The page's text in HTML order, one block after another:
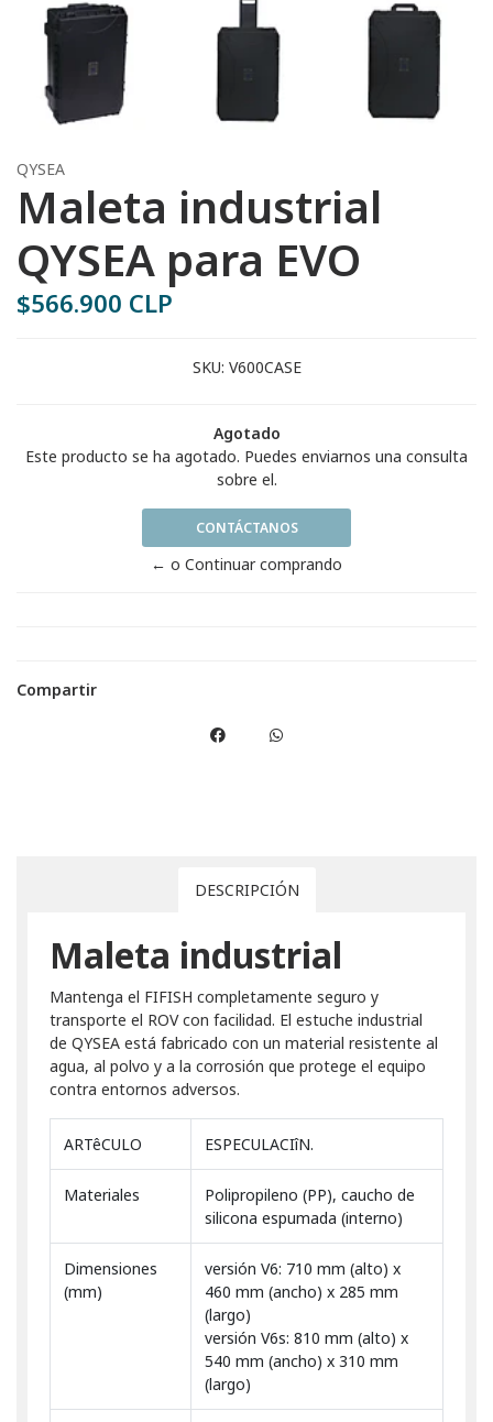
QYSEA
Maleta industrial
QYSEA para EVO
$566.900 CLP
SKU: V600CASE
Agotado
Este producto se ha agotado. Puedes enviarnos una consulta
sobre el.
CONTÁCTANOS
← o Continuar comprando
Compartir
DESCRIPCIÓN
Maleta industrial
Mantenga el FIFISH completamente seguro y
transporte el ROV con facilidad. El estuche industrial
de QYSEA está fabricado con un material resistente al
agua, al polvo y a la corrosión que protege el equipo
contra entornos adversos.
ARTêCULO ESPECULACIîN.
Materiales
Polipropileno (PP), caucho de
silicona espumada (interno)
Dimensiones
(mm)
versión V6: 710 mm (alto) x
460 mm (ancho) x 285 mm
(largo)
versión V6s: 810 mm (alto) x
540 mm (ancho) x 310 mm
(largo)